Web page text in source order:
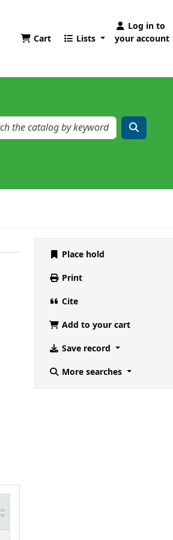
Cart Lists
Log in to
your account
Place hold
Print
Cite
Add to your cart
Save record
More searches